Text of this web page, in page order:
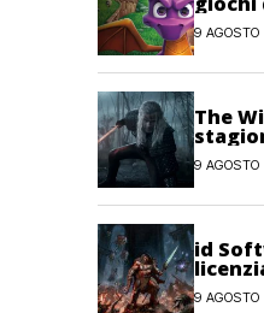
parole
9
The
al 2027
9
id
metà
9